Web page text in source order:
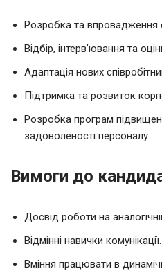
Розробка та впровадження
Відбір, інтерв’ювання та
Адаптація нових
Підтримка та розвиток
Розробка програм
задоволеності персоналу.
Вимоги до
Досвід роботи на
Відмінні навички комунікації.
Вміння працювати в